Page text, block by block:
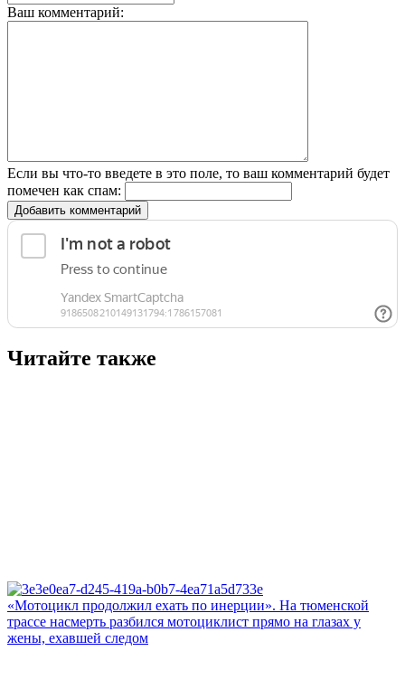
Ваш комментарий:
Если вы что-то введете в это поле, то ваш комментарий будет
помечен как спам:
Добавить комментарий
Читайте также
«Мотоцикл продолжил ехать по инерции». На тюменской
трассе насмерть разбился мотоциклист прямо на глазах у
жены, ехавшей следом